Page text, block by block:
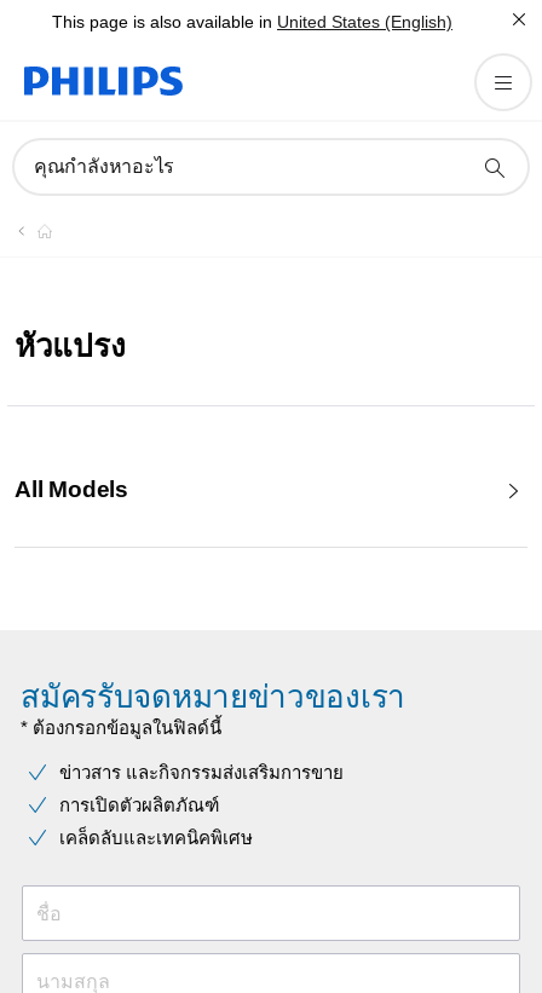
This page is also available in United States (English)
คุณกำลังหาอะไร
หัวแปรง
All Models
สมัครรับจดหมายข่าวของเรา
* ต้องกรอกข้อมูลในฟิลด์นี้
ข่าวสาร และกิจกรรมส่งเสริมการขาย
การเปิดตัวผลิตภัณฑ์
เคล็ดลับและเทคนิคพิเศษ
ชื่อ
นามสกุล